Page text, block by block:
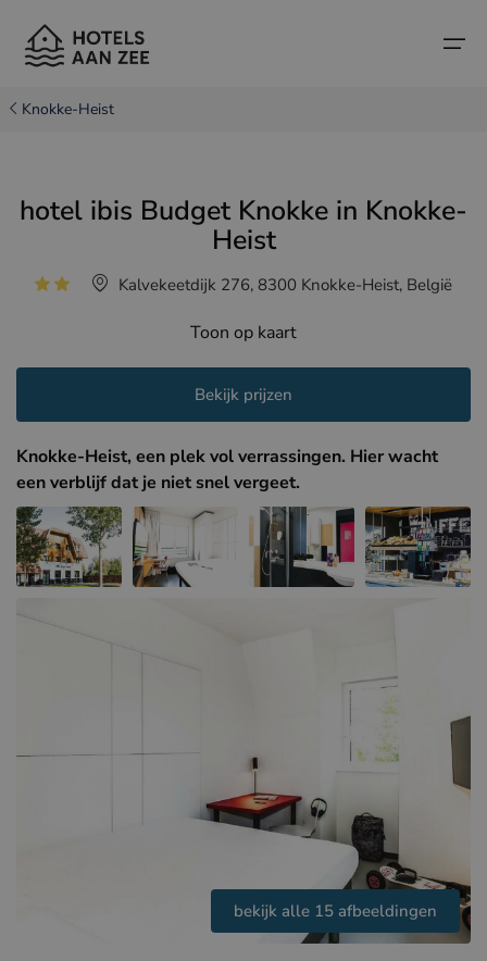
Populaire badsteden
Populaire badsteden
Hotels in Cadzand (NL)
Hotels in Blankenberge (BE)
Hotels in Middelkerke (BE)
Hotels in Sluis (NL)
Hotels in Renesse (NL)
Hotels in Duinkerke (FR)
Landen
Belgische kust
Boutique hotels
Reistips en weetjes
Knokke-Heist
hotel ibis Budget Knokke in Knokke-
Heist
Kalvekeetdijk 276, 8300 Knokke-Heist, België
Toon op kaart
Bekijk prijzen
Knokke-Heist, een plek vol verrassingen. Hier wacht
een verblijf dat je niet snel vergeet.
bekijk alle 15 afbeeldingen